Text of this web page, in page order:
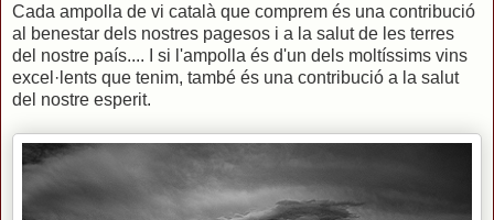
Cada ampolla de vi català que comprem és una contribució
al benestar dels nostres pagesos i a la salut de les terres
del nostre país.... I si l'ampolla és d'un dels moltíssims vins
excel·lents que tenim, també és una contribució a la salut
del nostre esperit.